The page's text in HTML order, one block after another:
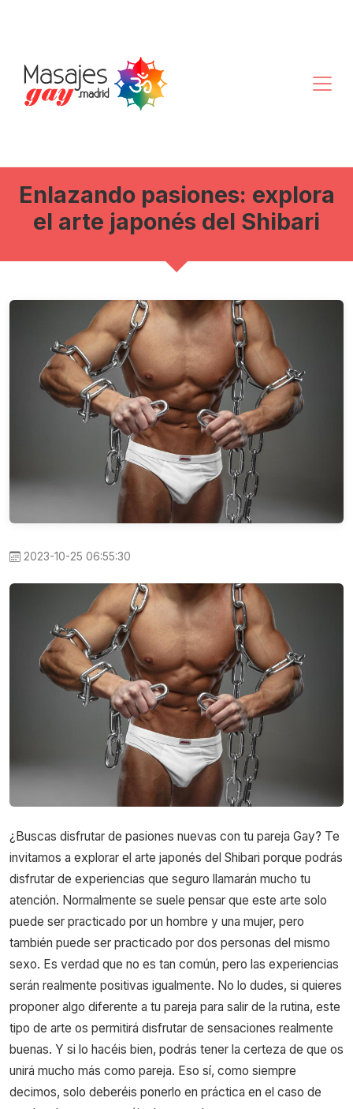
Enlazando pasiones: explora
el arte japonés del Shibari
2023-10-25 06:55:30
¿Buscas disfrutar de pasiones nuevas con tu pareja Gay? Te
invitamos a explorar el arte japonés del Shibari porque podrás
disfrutar de experiencias que seguro llamarán mucho tu
atención. Normalmente se suele pensar que este arte solo
puede ser practicado por un hombre y una mujer, pero
también puede ser practicado por dos personas del mismo
sexo. Es verdad que no es tan común, pero las experiencias
serán realmente positivas igualmente. No lo dudes, si quieres
proponer algo diferente a tu pareja para salir de la rutina, este
tipo de arte os permitirá disfrutar de sensaciones realmente
buenas. Y si lo hacéis bien, podrás tener la certeza de que os
unirá mucho más como pareja. Eso sí, como siempre
decimos, solo deberéis ponerlo en práctica en el caso de